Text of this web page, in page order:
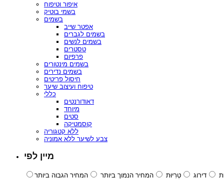
איפור וטיפוח
בשמי בוטיק
בשמים
אפטר שייב
בשמים לגברים
בשמים לנשים
טסטרים
פרפיום
בשמים מינטורים
בשמים נדירים
חיסול פריטים
טיפוח ועיצוב שיער
כללי
דאודורנטים
מיוחד
סטים
קוסמטיקה
ללא קטגוריה
צבע לשיער ללא אמוניה
מיין לפי
דירוג טְרִיוּת המחיר הנמוך ביותר המחיר הגבוה ביותר